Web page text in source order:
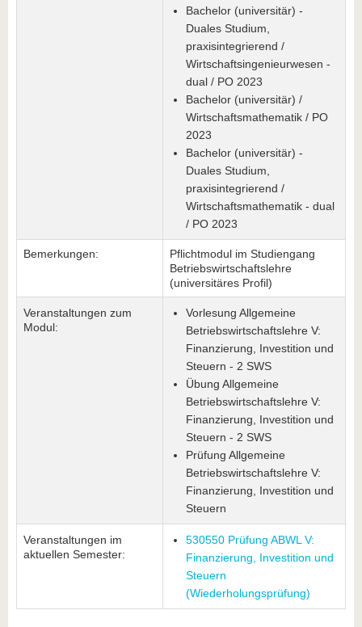
Bachelor (universitär) -
Duales Studium,
praxisintegrierend /
Wirtschaftsingenieurwesen -
dual / PO 2023
Bachelor (universitär) /
Wirtschaftsmathematik / PO
2023
Bachelor (universitär) -
Duales Studium,
praxisintegrierend /
Wirtschaftsmathematik - dual
/ PO 2023
Bemerkungen:
Pflichtmodul im Studiengang
Betriebswirtschaftslehre
(universitäres Profil)
Veranstaltungen zum
Modul:
Vorlesung Allgemeine
Betriebswirtschaftslehre V:
Finanzierung, Investition und
Steuern - 2 SWS
Übung Allgemeine
Betriebswirtschaftslehre V:
Finanzierung, Investition und
Steuern - 2 SWS
Prüfung Allgemeine
Betriebswirtschaftslehre V:
Finanzierung, Investition und
Steuern
Veranstaltungen im
aktuellen Semester:
530550 Prüfung ABWL V:
Finanzierung, Investition und
Steuern
(Wiederholungsprüfung)